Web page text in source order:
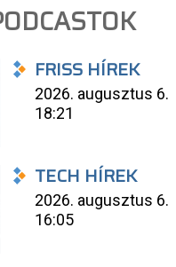
FRISS HÍREK
2026. augusztus 6.
18:21
TECH HÍREK
2026. augusztus 6.
16:05